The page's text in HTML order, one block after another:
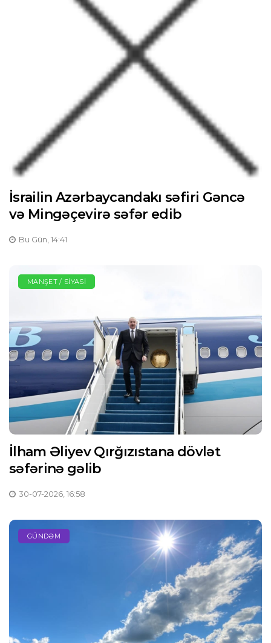
İsrailin Azərbaycandakı səfiri Gəncə
və Mingəçevirə səfər edib
Bu Gün, 14:41
MANŞET / SIYASI
İlham Əliyev Qırğızıstana dövlət
səfərinə gəlib
30-07-2026, 16:58
GÜNDƏM